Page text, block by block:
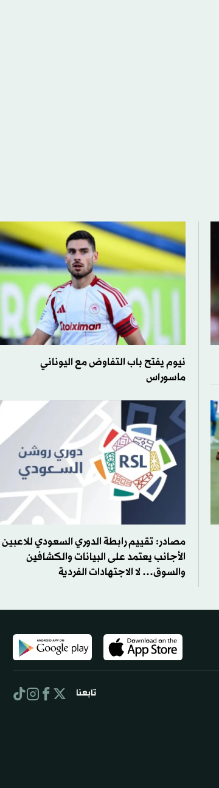
نيوم يفتح باب التفاوض مع اليوناني
ماسوراس
مصادر: تقييم رابطة الدوري السعودي للاعبين
الأجانب يعتمد على البيانات والكشافين
والسوق… لا الاجتهادات الفردية
تابعنا